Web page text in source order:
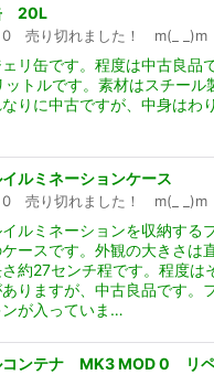
20L
売り切れました！ m(_ _)m
リ缶です。程度は中古良品
ットルです。素材はスチール
りに中古ですが、中身はわ
ルミネーションケース
売り切れました！ m(_ _)m
ルミネーションを収納する
ースです。外観の大きさは
約27センチ程です。程度は
りますが、中古良品です。
が入っていま…
コンテナ MK3 MOD 0 リ